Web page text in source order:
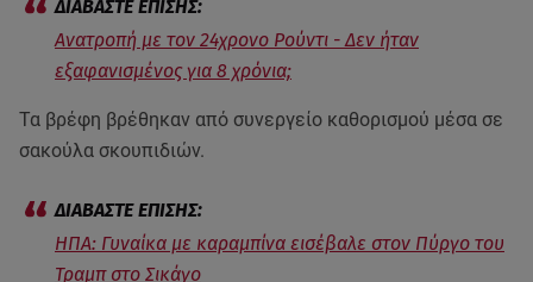
Ανατροπή με τον 24χρονο Ρούντι - Δεν ήταν
εξαφανισμένος για 8 χρόνια;
Τα βρέφη βρέθηκαν από συνεργείο καθορισμού μέσα σε
σακούλα σκουπιδιών.
ΗΠΑ: Γυναίκα με καραμπίνα εισέβαλε στον Πύργο του
Τραμπ στο Σικάγο